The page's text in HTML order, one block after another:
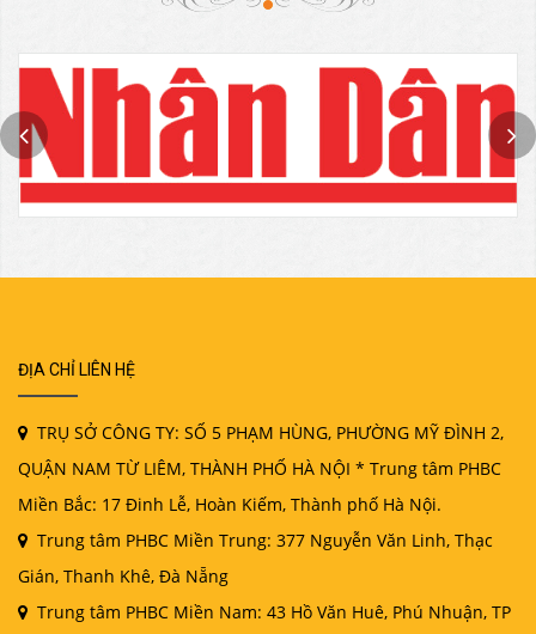
ĐỊA CHỈ LIÊN HỆ
TRỤ SỞ CÔNG TY: SỐ 5 PHẠM HÙNG, PHƯỜNG MỸ ĐÌNH 2,
QUẬN NAM TỪ LIÊM, THÀNH PHỐ HÀ NỘI * Trung tâm PHBC
Miền Bắc: 17 Đinh Lễ, Hoàn Kiếm, Thành phố Hà Nội.
Trung tâm PHBC Miền Trung: 377 Nguyễn Văn Linh, Thạc
Gián, Thanh Khê, Đà Nẵng
Trung tâm PHBC Miền Nam: 43 Hồ Văn Huê, Phú Nhuận, TP